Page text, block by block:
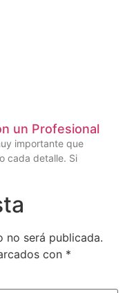
un Profesional
importante que
cada detalle. Si
no será publicada.
con *